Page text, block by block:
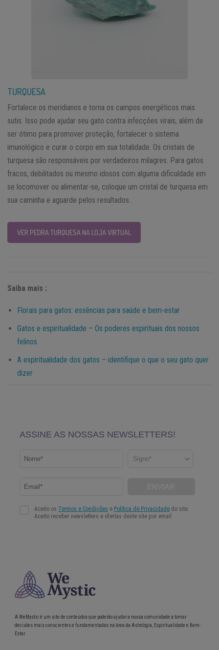
TURQUESA
Fortalece os meridianos e torna os campos energéticos mais
sutis. Isso pode ajudar seu gato contra infecções virais, além de
ser ótimo para promover proteção, fortalecer o sistema
imunológico e curar o corpo em sua totalidade. Os cristais de
turquesa são responsáveis por verdadeiros milagres. Para gatos
fracos, debilitados ou mesmo idosos com alguma dificuldade em
se locomover ou alimentar-se, coloque um cristal de turquesa em
sua caminha e aguarde pelos resultados.
VER PEDRA TURQUESA NA LOJA VIRTUAL
Saiba mais :
Florais para gatos: essências para saúde e bem-estar
Gatos e espiritualidade – Os poderes espirituais dos nossos
felinos
A espiritualidade dos gatos – identifique o que o seu gato quer
dizer
A WeMystic é um site de conteúdos que poderão ajudar a nossa comunidade a tomar
decisões mais conscientes e fundamentadas na área da Astrologia, Espiritualidade e Bem-
Estar.